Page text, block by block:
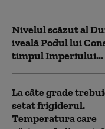
Nivelul scăzut al
iveală Podul lui
timpul Imperiului...
La câte grade
setat frigiderul.
Temperatura care